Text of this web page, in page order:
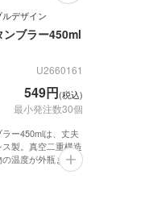
デザイン
ンブラー450ml
U2660161
549円(税込)
最小発注数30個
ー450mlは、丈夫
製。真空二重構造
温度が外瓶まで伝
保ちます。氷を入
、コースター不